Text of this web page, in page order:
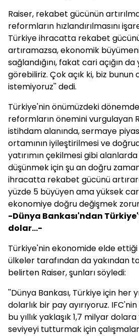
Raiser, rekabet gücünün
reformların hızlandırılmasını
Türkiye ihracatta rekabet
artıramazsa, ekonomik
sağlandığını, fakat cari açığın
görebiliriz. Çok açık ki, biz bunun
istemiyoruz'' dedi.
Türkiye'nin önümüzdeki
reformların önemini vurgulayan
istihdam alanında, sermaye
ortamının iyileştirilmesi ve
yatırımın çekilmesi gibi
düşünmek için şu an doğru
ihracatta rekabet gücünü
yüzde 5 büyüyen ama yüksek
ekonomiye doğru değişmek
-Dünya Bankası'ndan
dolar...-
Türkiye'nin ekonomide elde ettiği
ülkeler tarafından da yakından
belirten Raiser, şunları söyledi:
''Dünya Bankası, Türkiye için her
dolarlık bir pay ayırıyoruz.
bu yıllık yaklaşık 1,7 milyar
seviyeyi tutturmak için